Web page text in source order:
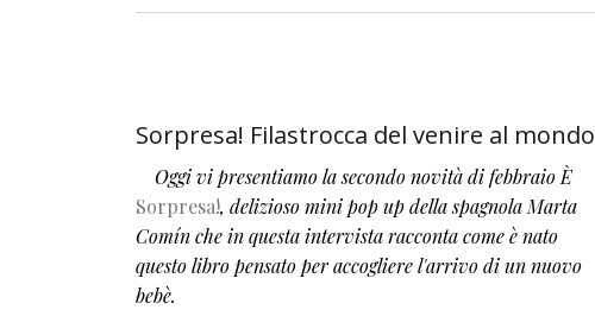
Sorpresa! Filastrocca del venire al mondo
Oggi vi presentiamo la secondo novità di febbraio È
Sorpresa!, delizioso mini pop up della spagnola Marta
Comín che in questa intervista racconta come è nato
questo libro pensato per accogliere l'arrivo di un nuovo
bebè.